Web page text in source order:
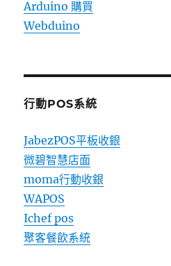
Arduino 購買
Webduino
行動POS系統
JabezPOS平板收銀
微碧智慧店面
moma行動收銀
WAPOS
Ichef pos
聚客餐飲系統